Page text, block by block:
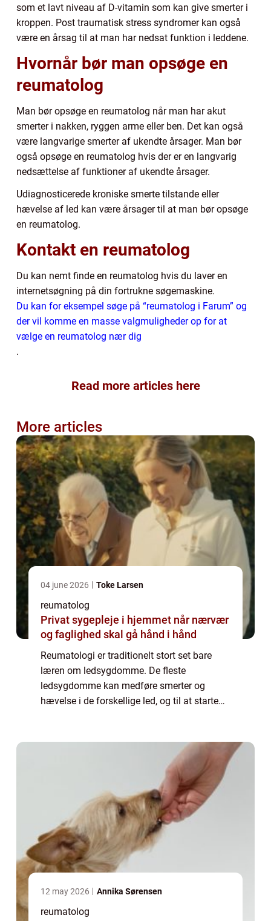
som et lavt niveau af D-vitamin som kan give smerter i
kroppen. Post traumatisk stress syndromer kan også
være en årsag til at man har nedsat funktion i leddene.
Hvornår bør man opsøge en
reumatolog
Man bør opsøge en reumatolog når man har akut
smerter i nakken, ryggen arme eller ben. Det kan også
være langvarige smerter af ukendte årsager. Man bør
også opsøge en reumatolog hvis der er en langvarig
nedsættelse af funktioner af ukendte årsager.
Udiagnosticerede kroniske smerte tilstande eller
hævelse af led kan være årsager til at man bør opsøge
en reumatolog.
Kontakt en reumatolog
Du kan nemt finde en reumatolog hvis du laver en
internetsøgning på din fortrukne søgemaskine.
Du kan for eksempel søge på “reumatolog i Farum” og
der vil komme en masse valgmuligheder op for at
vælge en reumatolog nær dig
.
Read more articles here
More articles
04 june 2026 Toke Larsen
reumatolog
Privat sygepleje i hjemmet når nærvær
og faglighed skal gå hånd i hånd
Reumatologi er traditionelt stort set bare
læren om ledsygdomme. De fleste
ledsygdomme kan medføre smerter og
hævelse i de forskellige led, og til at starte
12 may 2026 Annika Sørensen
reumatolog